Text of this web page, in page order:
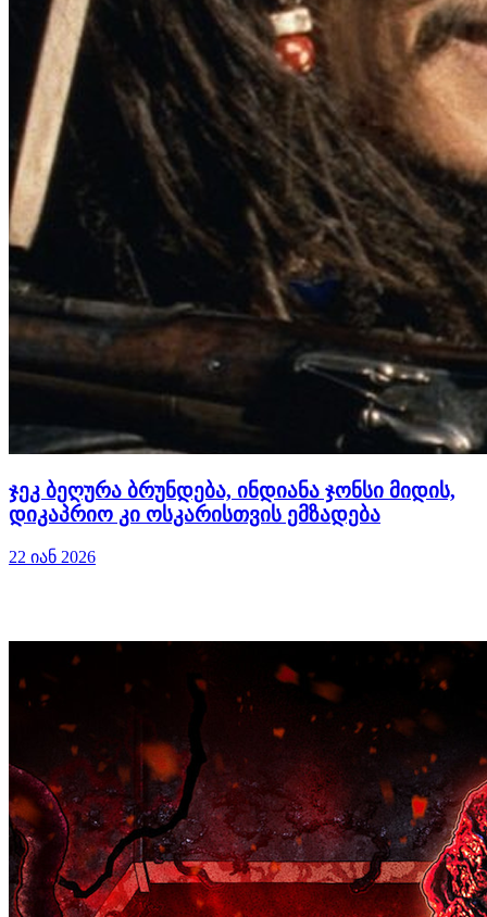
ჯეკ ბეღურა ბრუნდება, ინდიანა ჯონსი მიდის,
დიკაპრიო კი ოსკარისთვის ემზადება
22 იან 2026